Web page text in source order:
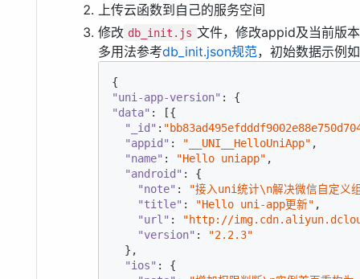
上传云函数到自己的服务空间
修改 db_init.js 文件，修改appid及当前版
多用法参考db_init.json规范，初始数据示例
"uni-app-version"
"data" : [{
"_id" :
"appid" : "__UNI__HelloUniApp" ,
"name" : "Hello uniapp" ,
"android" : {
"note" :
"接入uni统计\n解决微信自定义
"title" : "Hello uni-app更新" ,
"url" :
"http://
"version" :
"2.2.3"
  },
"ios" : {